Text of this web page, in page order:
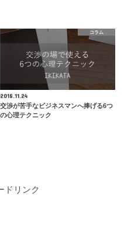
コラム
2018.11.24
交渉が苦手なビジネスマンへ捧げる6つ
の心理テクニック
ドリンク